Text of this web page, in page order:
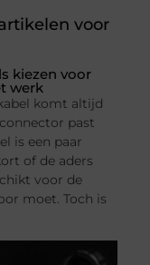
voor
kiezen voor
werk
komt altijd
past
is een paar
of de aders
voor de
moet. Toch is